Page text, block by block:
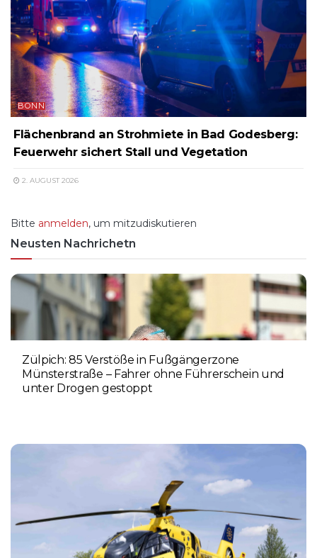
BONN
Flächenbrand an Strohmiete in Bad Godesberg:
Feuerwehr sichert Stall und Vegetation
2. AUGUST 2026
Bitte anmelden, um mitzudiskutieren
Neusten Nachrichetn
Zülpich: 85 Verstöße in Fußgängerzone
Münsterstraße – Fahrer ohne Führerschein und
unter Drogen gestoppt